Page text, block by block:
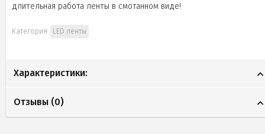
длительная работа ленты в смотанном виде!
Категория: LED ленты
Характеристики:
Отзывы (0)